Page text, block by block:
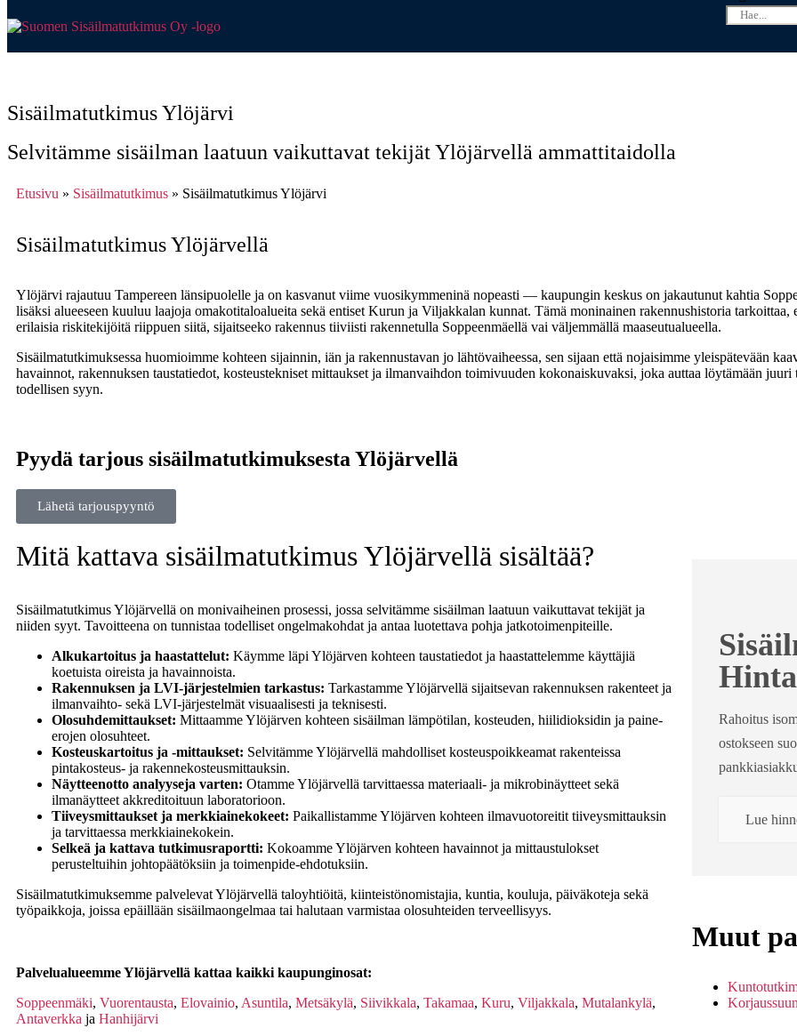
Sisäilmatutkimus Ylöjärvi
Selvitämme sisäilman laatuun vaikuttavat tekijät Ylöjärvellä ammattitaidolla
Etusivu » Sisäilmatutkimus » Sisäilmatutkimus Ylöjärvi
Sisäilmatutkimus Ylöjärvellä
Ylöjärvi rajautuu Tampereen länsipuolelle ja on kasvanut viime vuosikymmeninä nopeasti — kaupungin keskus on jakautunut kahtia
lisäksi alueeseen kuuluu laajoja omakotitaloalueita sekä entiset Kurun ja Viljakkalan kunnat. Tämä moninainen rakennushistoria
erilaisia riskitekijöitä riippuen siitä, sijaitseeko rakennus tiiviisti rakennetulla Soppeenmäellä vai väljemmällä maaseutualueella.
Sisäilmatutkimuksessa huomioimme kohteen sijainnin, iän ja rakennustavan jo lähtövaiheessa, sen sijaan että nojaisimme yleispätevään
havainnot, rakennuksen taustatiedot, kosteustekniset mittaukset ja ilmanvaihdon toimivuuden kokonaiskuvaksi, joka auttaa löytämään
todellisen syyn.
Pyydä tarjous sisäilmatutkimuksesta Ylöjärvellä
Lähetä tarjouspyyntö
Mitä kattava sisäilmatutkimus Ylöjärvellä sisältää?
Sisäilmatutkimus Ylöjärvellä on monivaiheinen prosessi, jossa selvitämme sisäilman laatuun vaikuttavat tekijät ja
niiden syyt. Tavoitteena on tunnistaa todelliset ongelmakohdat ja antaa luotettava pohja jatkotoimenpiteille.
Alkukartoitus ja haastattelut: Käymme läpi Ylöjärven kohteen taustatiedot ja haastattelemme käyttäjiä
koetuista oireista ja havainnoista.
Rakennuksen ja LVI-järjestelmien tarkastus: Tarkastamme Ylöjärvellä sijaitsevan rakennuksen rakenteet ja
ilmanvaihto- sekä LVI-järjestelmät visuaalisesti ja teknisesti.
Olosuhdemittaukset: Mittaamme Ylöjärven kohteen sisäilman lämpötilan, kosteuden, hiilidioksidin ja paine-
erojen olosuhteet.
Kosteuskartoitus ja -mittaukset: Selvitämme Ylöjärvellä mahdolliset kosteuspoikkeamat rakenteissa
pintakosteus- ja rakennekosteusmittauksin.
Näytteenotto analyyseja varten: Otamme Ylöjärvellä tarvittaessa materiaali- ja mikrobinäytteet sekä
ilmanäytteet akkreditoituun laboratorioon.
Tiiveysmittaukset ja merkkiainekokeet: Paikallistamme Ylöjärven kohteen ilmavuotoreitit tiiveysmittauksin
ja tarvittaessa merkkiainekokein.
Selkeä ja kattava tutkimusraportti: Kokoamme Ylöjärven kohteen havainnot ja mittaustulokset
perusteltuihin johtopäätöksiin ja toimenpide-ehdotuksiin.
Sisäilmatutkimuksemme palvelevat Ylöjärvellä taloyhtiöitä, kiinteistönomistajia, kuntia, kouluja, päiväkoteja sekä
työpaikkoja, joissa epäillään sisäilmaongelmaa tai halutaan varmistaa olosuhteiden terveellisyys.
Palvelualueemme Ylöjärvellä kattaa kaikki kaupunginosat:
Soppeenmäki, Vuorentausta, Elovainio, Asuntila, Metsäkylä, Siivikkala, Takamaa, Kuru, Viljakkala, Mutalankylä,
Antaverkka ja Hanhijärvi
Rahoitus
ostokseen
Lue
Muut